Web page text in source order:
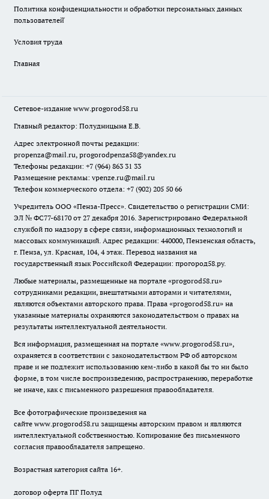
Политика конфиденциальности и обработки персональных данных
пользователей̆
Условия труда
Главная
Сетевое-издание www.progorod58.ru
Главный редактор: Полудницына Е.В.
Адрес электронной почты редакции:
propenza@mail.ru, progorodpenza58@yandex.ru
Телефоны редакции: +7 (964) 863 31 33
Размещение рекламы: vpenze.ru@mail.ru
Телефон коммерческого отдела: +7 (902) 205 50 66
Учредитель ООО «Пенза-Пресс». Свидетельство о регистрации СМИ:
ЭЛ № ФС77-68170 от 27 декабря 2016. Зарегистрировано Федеральной
службой по надзору в сфере связи, информационных технологий и
массовых коммуникаций. Адрес редакции: 440000, Пензенская область,
г. Пенза, ул. Красная, 104, 4 этаж. Перевод названия на
государственный язык Российской Федерации: прогород58.ру.
Любые материалы, размещенные на портале «progorod58.ru»
сотрудниками редакции, внештатными авторами и читателями,
являются объектами авторского права. Права «progorod58.ru» на
указанные материалы охраняются законодательством о правах на
результаты интеллектуальной деятельности.
Вся информация, размещенная на портале «www.progorod58.ru»,
охраняется в соответствии с законодательством РФ об авторском
праве и не подлежит использованию кем-либо в какой бы то ни было
форме, в том числе воспроизведению, распространению, переработке
не иначе, как с письменного разрешения правообладателя.
Все фотографические произведения на
сайте www.progorod58.ru защищены авторским правом и являются
интеллектуальной собственностью. Копирование без письменного
согласия правообладателя запрещено.
Возрастная категория сайта 16+.
договор оферта ПГ Полуд